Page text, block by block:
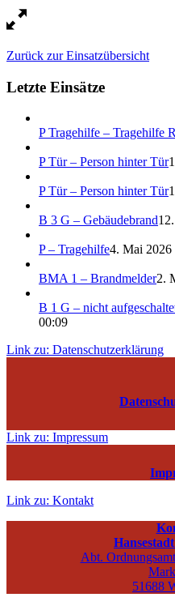
Zurück zur Einsatzübersicht
Letzte Einsätze
P Tragehilfe – Tragehilfe
P Tür – Person hinter Tür
P Tür – Person hinter Tür
B 3 G – Gebäudebrand
P – Tragehilfe4. Mai 2026
BMA 1 – Brandmelder2.
B 1 G – nicht
00:09
Link zu: Datenschutzerklärung
Link zu: Impressum
Link zu: Kontakt
Abt.
51688